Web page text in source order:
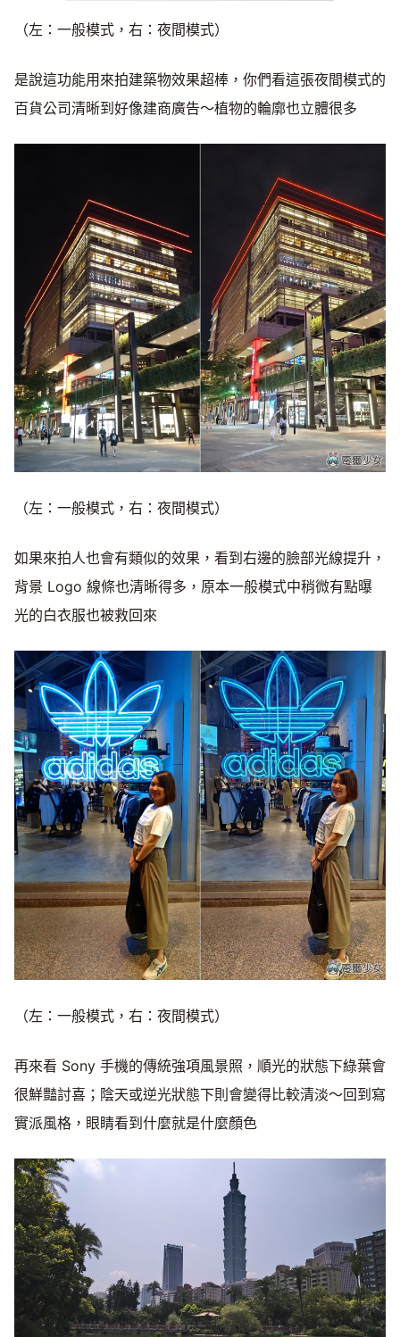
（左：一般模式，右：夜間模式）
是說這功能用來拍建築物效果超棒，你們看這張夜間模式的
百貨公司清晰到好像建商廣告～植物的輪廓也立體很多
（左：一般模式，右：夜間模式）
如果來拍人也會有類似的效果，看到右邊的臉部光線提升，
背景 Logo 線條也清晰得多，原本一般模式中稍微有點曝
光的白衣服也被救回來
（左：一般模式，右：夜間模式）
再來看 Sony 手機的傳統強項風景照，順光的狀態下綠葉會
很鮮豔討喜；陰天或逆光狀態下則會變得比較清淡～回到寫
實派風格，眼睛看到什麼就是什麼顏色